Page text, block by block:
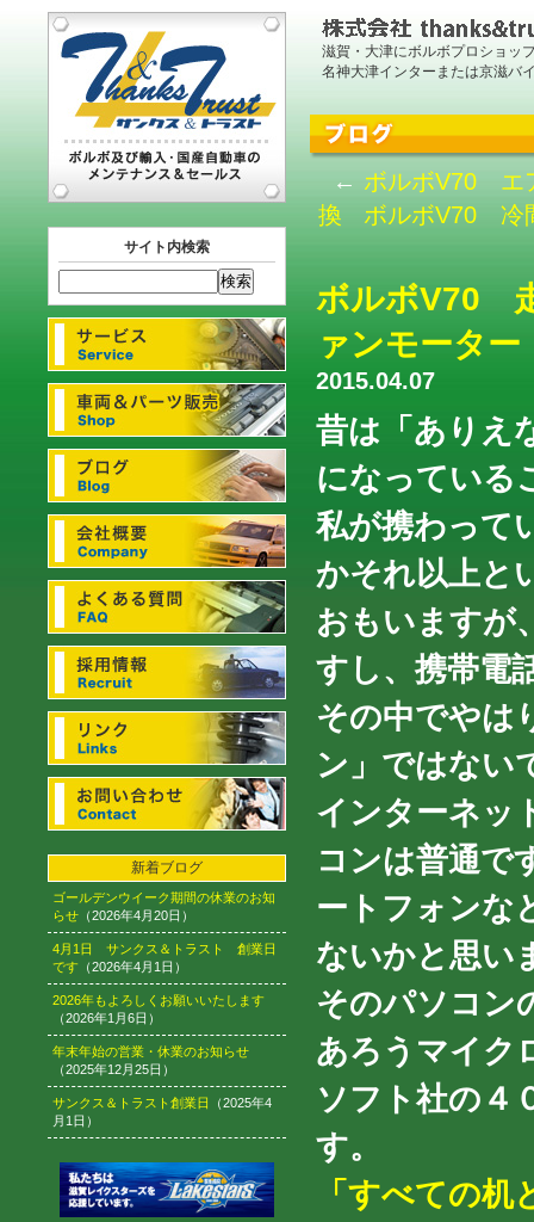
滋賀・大津にボルボプロショッ
名神大津インターまたは京滋バ
サイト内検索
新着ブログ
ゴールデンウイーク期間の休業のお知
らせ （2026年4月20日）
4月1日 サンクス＆トラスト 創業日
です （2026年4月1日）
2026年もよろしくお願いいたします
（2026年1月6日）
年末年始の営業・休業のお知らせ
（2025年12月25日）
サンクス＆トラスト創業日
（2025年4
月1日）
← ボルボV70 エ
換
ボルボV70 冷
ボルボV70
ァンモータ
2015.04.07
昔は「ありえ
になっている
私が携わって
かそれ以上と
おもいますが
すし、携帯電
その中でやは
ン」ではない
インターネッ
コンは普通で
ートフォンな
ないかと思い
そのパソコン
あろうマイク
ソフト社の４
す。
「すべての